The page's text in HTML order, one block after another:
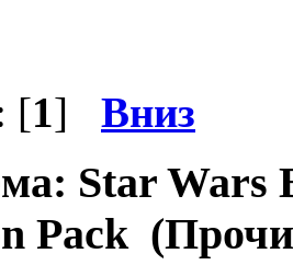
[1] Вниз
Star Wars
Pack